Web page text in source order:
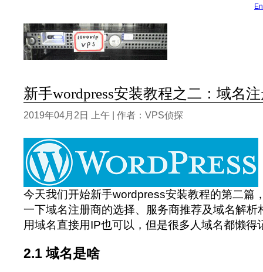
新手wordpress安装教程之二：域名
2019年04月2日 上午 | 作者：VPS侦探
今天我们开始新手wordpress安装教程的第二篇
一下域名注册商的选择、服务商推荐及域名解析
用域名直接用IP也可以，但是很多人域名都懒得
2.1 域名是啥